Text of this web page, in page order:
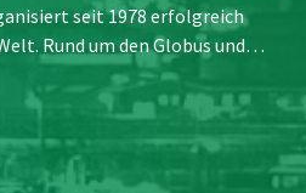
seit 1978 erfolgreich
Rund um den Globus und…